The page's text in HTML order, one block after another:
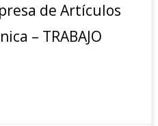
de Artículos
– TRABAJO